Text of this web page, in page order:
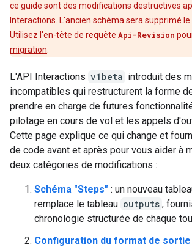
ce guide sont des modifications destructives
Interactions. L'ancien schéma sera supprimé le
Utilisez l'en-tête de requête Api-Revision
migration
L'API Interactions v1beta introduit des
incompatibles qui restructurent la forme
prendre en charge de futures
pilotage en cours de vol et les appels
Cette page explique ce qui change et
de code avant et après pour vous aider à
deux catégories de modifications :
Schéma "Steps" : un nouveau
remplace le tableau outputs ,
chronologie structurée de chaque
Configuration du format de sortie